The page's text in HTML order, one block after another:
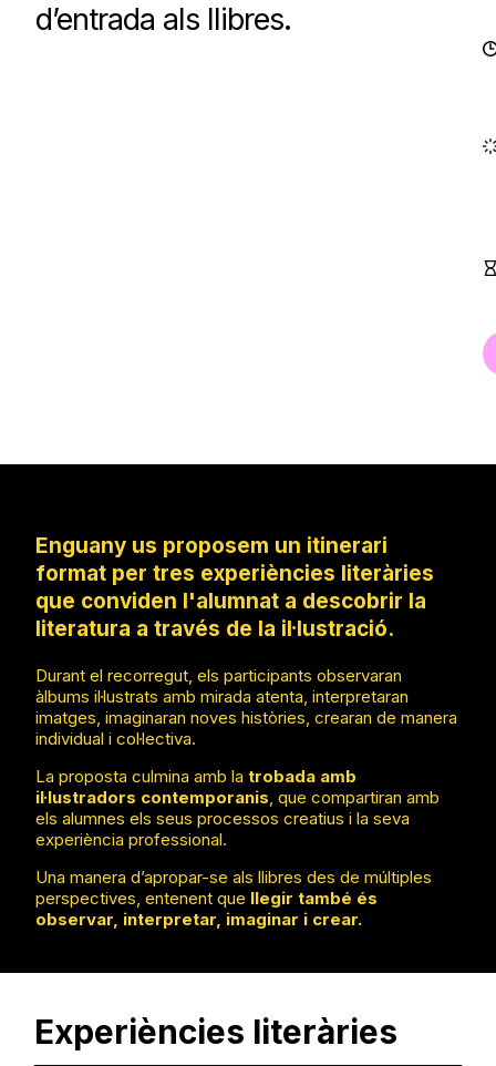
d’entrada als llibres.
Durant el recorregut, els participants observaran
àlbums il·lustrats amb mirada atenta, interpretaran
imatges, imaginaran noves històries, crearan de manera
individual i col·lectiva.
La proposta culmina amb latrobada amb
il·lustradors contemporanis, que compartiran amb
els alumnes els seus processos creatius i la seva
experiència professional.
Una manera d’apropar-se als llibres des de múltiples
perspectives, entenent que llegir també és
observar, interpretar, imaginar i crear.
Enguany us proposem un itinerari
format per tres experiències literàries
que conviden l'alumnat a descobrir la
literatura a través de la il·lustració.
Experiències literàries